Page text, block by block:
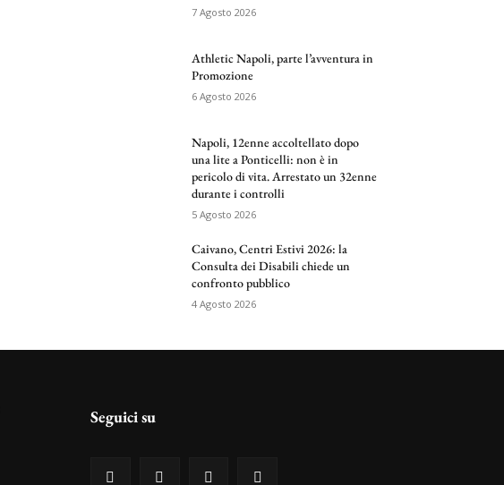
7 Agosto 2026
Athletic Napoli, parte l’avventura in
Promozione
6 Agosto 2026
Napoli, 12enne accoltellato dopo
una lite a Ponticelli: non è in
pericolo di vita. Arrestato un 32enne
durante i controlli
5 Agosto 2026
Caivano, Centri Estivi 2026: la
Consulta dei Disabili chiede un
confronto pubblico
4 Agosto 2026
Seguici su